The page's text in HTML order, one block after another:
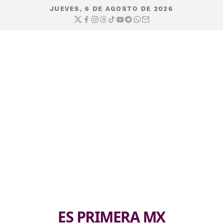
JUEVES, 6 DE AGOSTO DE 2026
ES PRIMERA MX